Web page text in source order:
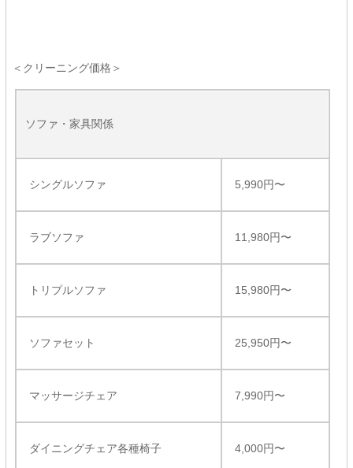
＜クリーニング価格＞
ソファ・家具関係
シングルソファ 5,990円〜
ラブソファ 11,980円〜
トリプルソファ 15,980円〜
ソファセット 25,950円〜
マッサージチェア 7,990円〜
ダイニングチェア各種椅子 4,000円〜